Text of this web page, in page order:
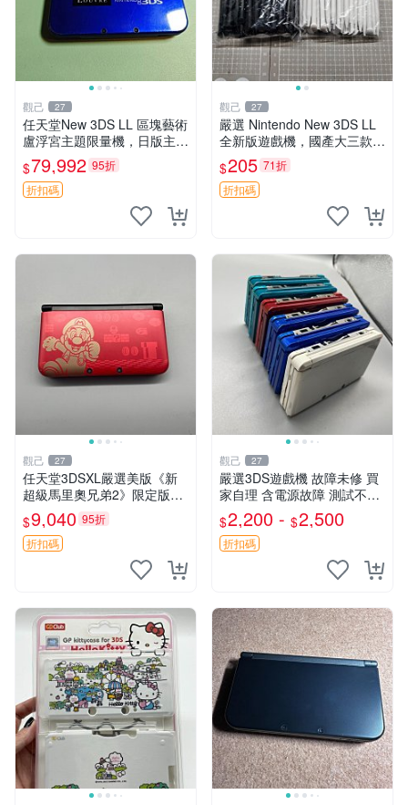
觀己 27
任天堂New 3DS LL 區塊藝術
盧浮宮主題限量機，日版主板
原配，附吊飾未配線，全新收
藏款 區塊藝術 盧浮宮 卡帶盒
$79,992 95折
折扣碼
觀己 27
嚴選 Nintendo New 3DS LL
全新版遊戲機，國產大三款，
超值推薦！4.5吋彩色螢幕，
輕巧便攜，適合收藏。New 3
DS LL 遊戲機 新
$205 71折
折扣碼
觀己 27
任天堂3DSXL嚴選美版《新
超級馬里奧兄弟2》限定版，
屏幕無壞點不黃，搭配國產觸
控筆 3DS XL 新超級馬里歐
弊端痕跡
$9,040 95折
折扣碼
觀己 27
嚴選3DS遊戲機 故障未修 買
家自理 含電源故障 測試不通
電 顏色隨機 200-230元 老三
款任天堂3DS 二手 故障 不開
機 浸水損傷 成色異常 原
$2,200 - $2,500
折扣碼